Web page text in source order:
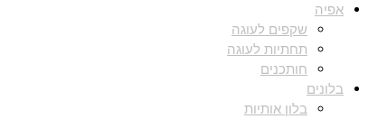
אפיה
שקפים לעוגה
תחתיות לעוגה
חותכנים
בלונים
בלון אותיות